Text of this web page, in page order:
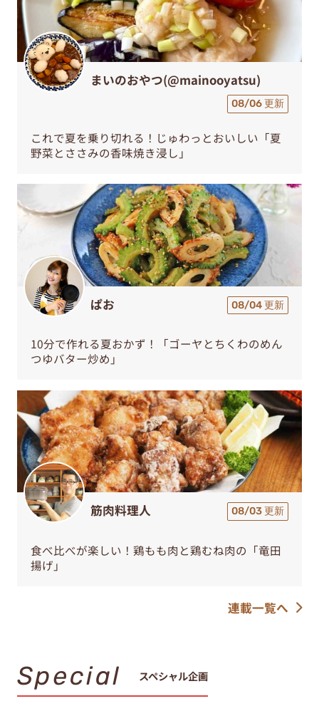
まいのおやつ(@mainooyatsu)
08/06 更新
これで夏を乗り切れる！じゅわっとおいしい「夏
野菜とささみの香味焼き浸し」
ぱお 08/04 更新
10分で作れる夏おかず！「ゴーヤとちくわのめん
つゆバター炒め」
筋肉料理人 08/03 更新
食べ比べが楽しい！鶏もも肉と鶏むね肉の「竜田
揚げ」
連載一覧へ
Special スペシャル企画